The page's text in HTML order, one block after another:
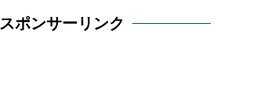
スポンサーリンク